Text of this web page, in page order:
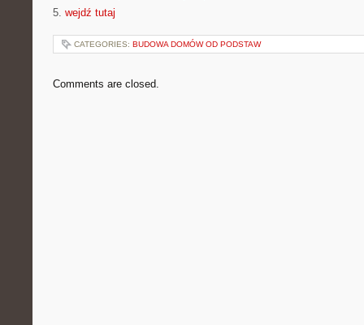
5. wejdź tutaj
CATEGORIES: BUDOWA DOMÓW OD PODSTAW
Comments are closed.